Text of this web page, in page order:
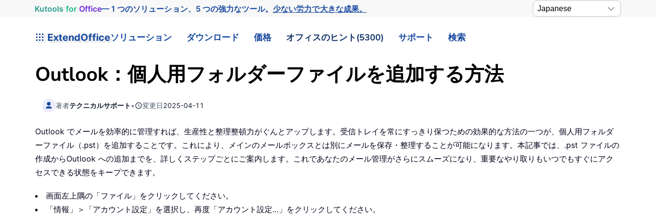
Kutools for Office— 1 つのソリューション、5 つの強力なツール。少ない労力で大きな成果。
ExtendOfficeソリューション ダウンロード 価格 オフィスのヒント(5300) サポート 検索
Outlook：個人用フォルダーファイルを追加する方法
著者テクニカルサポート• 変更日2025-04-11
Outlook でメールを効率的に管理すれば、生産性と整理整頓力がぐんとアップします。受信トレイを常にすっきり保つための効果的な方法の一つが、個人用フォルダ
ーファイル（.pst）を追加することです。これにより、メインのメールボックスとは別にメールを保存・整理することが可能になります。本記事では、.pst ファイルの
作成からOutlook への追加までを、詳しくステップごとにご案内します。これであなたのメール管理がさらにスムーズになり、重要なやり取りもいつでもすぐにアク
セスできる状態をキープできます。
画面左上隅の「ファイル」をクリックしてください。
「情報」＞「アカウント設定」を選択し、再度「アカウント設定…」をクリックしてください。